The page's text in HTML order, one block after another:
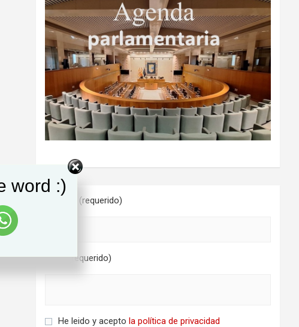
Nombre (requerido)
Email (requerido)
He leido y aceptola política de privacidad
word :)